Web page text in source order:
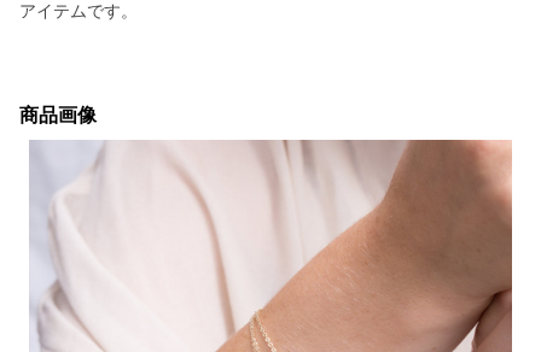
アイテムです。
商品画像